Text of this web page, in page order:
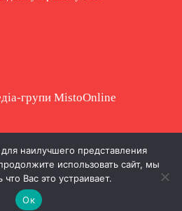
групи MistoOnline
матеріалу
з гіперпосиланням.
наилучшего представления
использовать сайт, мы
что Вас это устраивает.
Ок